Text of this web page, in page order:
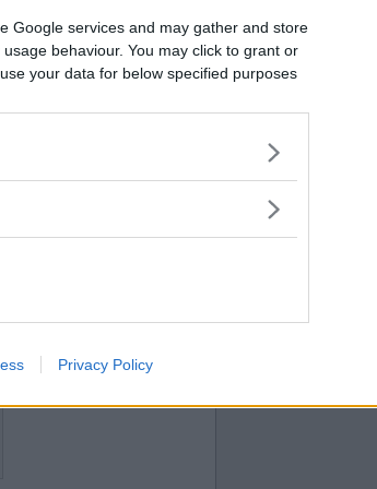
Google services and may gather and store
behaviour. You may click to grant or
your data for below specified purposes
Privacy Policy
Vill du bli
medlem?